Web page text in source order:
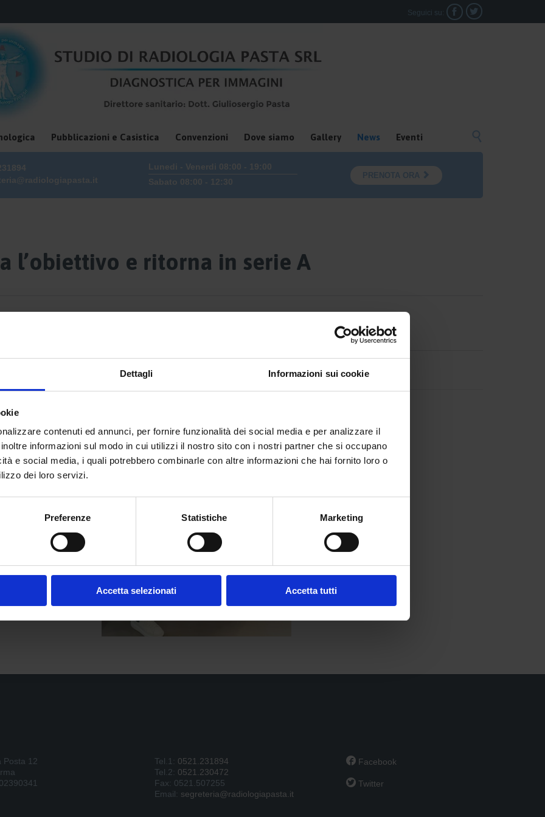
Dettagli Informazioni sui cookie
contenuti ed annunci, per fornire funzionalità dei social media e per analizzare il
informazioni sul modo in cui utilizzi il nostro sito con i nostri partner che si occupano
e social media, i quali potrebbero combinarle con altre informazioni che hai fornito loro o
dei loro servizi.
Preferenze Statistiche Marketing
Accetta selezionati Accetta tutti
Seguici su:  
to
content
Pubblicazioni e Casistica Convenzioni Dove siamo Gallery News Eventi 
Lunedi - Venerdi 08:00 - 19:00
Sabato 08:00 - 12:30
PRENOTA ORA 
l’obiettivo e ritorna in serie A
diagnostico
di questo
Il dott. Pasta
di cui è
in serie A.
Seguici su
 Facebook
Posta 12
Tel.1: 0521.231894
Tel.2: 0521.230472
Fax: 0521.507255
Email: segreteria@radiologiapasta.it
 Facebook
 Twitter